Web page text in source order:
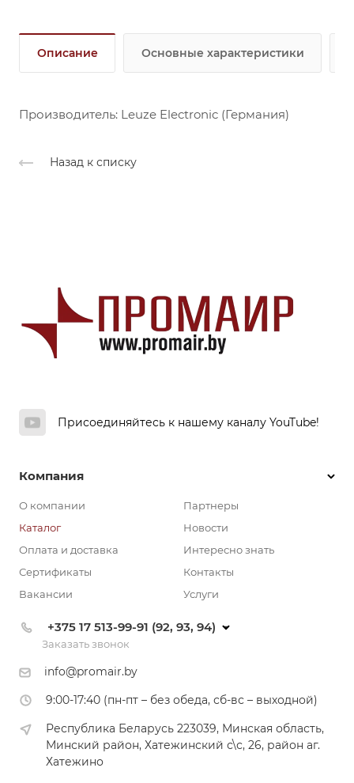
Описание Основные характеристики
Производитель: Leuze Electronic (Германия)
Назад к списку
Присоединяйтесь к нашему каналу YouTube!
Компания
О компании
Каталог
Оплата и доставка
Сертификаты
Вакансии
Партнеры
Новости
Интересно знать
Контакты
Услуги
+375 17 513-99-91 (92, 93, 94)
Заказать звонок
info@promair.by
9:00-17:40 (пн-пт – без обеда, сб-вс – выходной)
Республика Беларусь 223039, Минская область,
Минский район, Хатежинский с\с, 26, район аг.
Хатежино